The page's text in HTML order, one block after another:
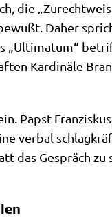
die
Daher
„Ulti­ma­tum“
Kar­di­nä­le
Papst
ver­bal
das Gespräch